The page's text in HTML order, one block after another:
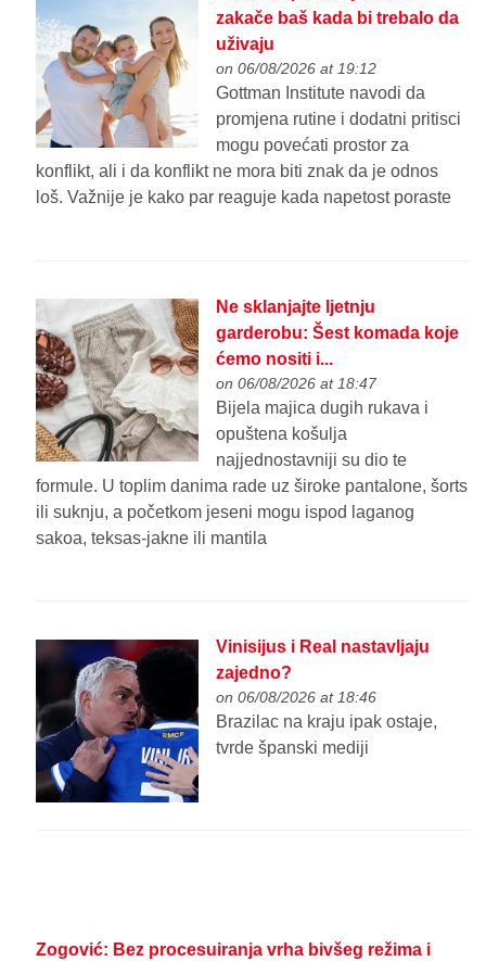
zakače baš kada bi trebalo da
uživaju
on 06/08/2026 at 19:12
Gottman Institute navodi da
promjena rutine i dodatni pritisci
mogu povećati prostor za
konflikt, ali i da konflikt ne mora biti znak da je odnos
loš. Važnije je kako par reaguje kada napetost poraste
Ne sklanjajte ljetnju
garderobu: Šest komada koje
ćemo nositi i...
on 06/08/2026 at 18:47
Bijela majica dugih rukava i
opuštena košulja
najjednostavniji su dio te
formule. U toplim danima rade uz široke pantalone, šorts
ili suknju, a početkom jeseni mogu ispod laganog
sakoa, teksas-jakne ili mantila
Vinisijus i Real nastavljaju
zajedno?
on 06/08/2026 at 18:46
Brazilac na kraju ipak ostaje,
tvrde španski mediji
Zogović: Bez procesuiranja vrha bivšeg režima i